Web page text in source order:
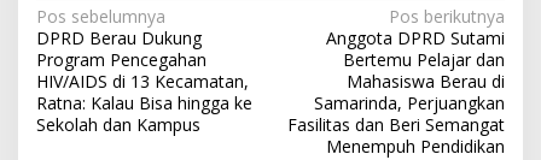
Navigasi
pos
Pos sebelumnya
DPRD Berau Dukung
Program Pencegahan
HIV/AIDS di 13 Kecamatan,
Ratna: Kalau Bisa hingga ke
Sekolah dan Kampus
Pos berikutnya
Anggota DPRD Sutami
Bertemu Pelajar dan
Mahasiswa Berau di
Samarinda, Perjuangkan
Fasilitas dan Beri Semangat
Menempuh Pendidikan